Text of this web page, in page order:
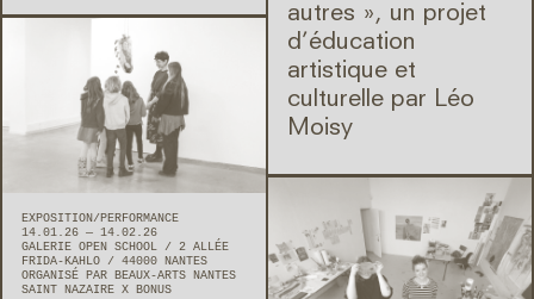
autres », un projet
d’éducation
artistique et
culturelle par Léo
Moisy
EXPOSITION PERFORMANCE
14.01.26 — 14.02.26
GALERIE OPEN SCHOOL
2 ALLÉE
FRIDA-KAHLO
44000 NANTES
ORGANISÉ PAR BEAUX-ARTS NANTES
SAINT NAZAIRE X BONUS